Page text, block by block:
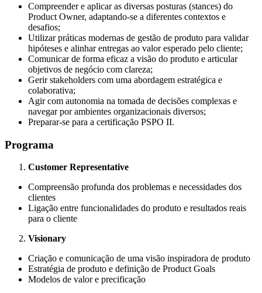
Compreender e aplicar as diversas posturas (stances) do
Product Owner, adaptando-se a diferentes contextos e
desafios;
Utilizar práticas modernas de gestão de produto para validar
hipóteses e alinhar entregas ao valor esperado pelo cliente;
Comunicar de forma eficaz a visão do produto e articular
objetivos de negócio com clareza;
Gerir stakeholders com uma abordagem estratégica e
colaborativa;
Agir com autonomia na tomada de decisões complexas e
navegar por ambientes organizacionais diversos;
Preparar-se para a certificação PSPO II.
Programa
Customer Representative
Compreensão profunda dos problemas e necessidades dos
clientes
Ligação entre funcionalidades do produto e resultados reais
para o cliente
Visionary
Criação e comunicação de uma visão inspiradora de produto
Estratégia de produto e definição de Product Goals
Modelos de valor e precificação